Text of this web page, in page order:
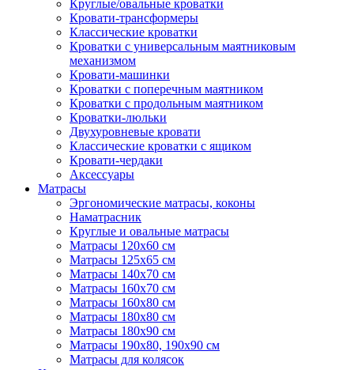
Круглые/овальные кроватки
Кровати-трансформеры
Классические кроватки
Кроватки с универсальным маятниковым
механизмом
Кровати-машинки
Кроватки с поперечным маятником
Кроватки с продольным маятником
Кроватки-люльки
Двухуровневые кровати
Классические кроватки с ящиком
Кровати-чердаки
Аксессуары
Матрасы
Эргономические матрасы, коконы
Наматрасник
Круглые и овальные матрасы
Матрасы 120х60 см
Матрасы 125х65 см
Матрасы 140х70 см
Матрасы 160х70 см
Матрасы 160х80 см
Матрасы 180х80 см
Матрасы 180х90 см
Матрасы 190х80, 190х90 см
Матрасы для колясок